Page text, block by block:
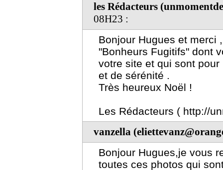
les Rédacteurs
08H23 :
Bonjour Hugues et merci
"Bonheurs Fugitifs" dont
votre site et qui sont
et de sérénité .
Très heureux Noël !
Les Rédacteurs ( http://
vanzella
Bonjour Hugues,je vous
toutes ces photos qui